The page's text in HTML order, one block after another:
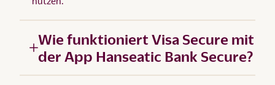
Wie funktioniert Visa Secure mit
der App Hanseatic Bank Secure?